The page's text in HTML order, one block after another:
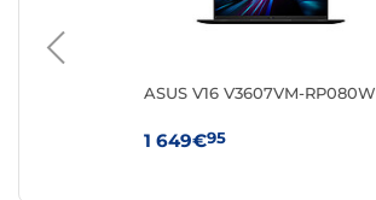
ASUS V16 V3607VM-RP080W
1 649€95